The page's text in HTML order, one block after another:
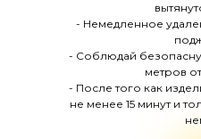
- Немедленное
- Соблюдай
метров
- После того как
не менее 15 минут и